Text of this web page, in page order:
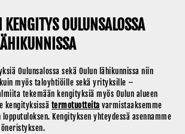
KENGITYS OULUNSALOSSA
Oulunsalossa sekä Oulun lähikunnissa niin
myös taloyhtiöille sekä yrityksille –
tekemään kengityksiä myös Oulun alueen
kengityksissä termotuotteita varmistaaksemme
Kengityksen yhteydessä asennamme